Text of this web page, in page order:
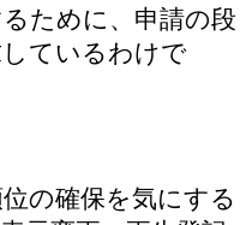
ために、申請の段
ているわけで
の確保を気にする